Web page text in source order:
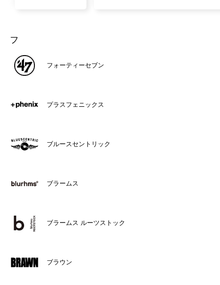
フ
フォーティーセブン
プラスフェニックス
ブルースセントリック
ブラームス
ブラームス ルーツストック
ブラウン